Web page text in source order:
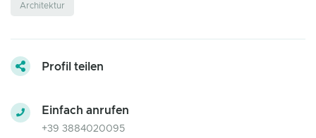
Architektur
Profil teilen
Einfach anrufen
+39 3884020095